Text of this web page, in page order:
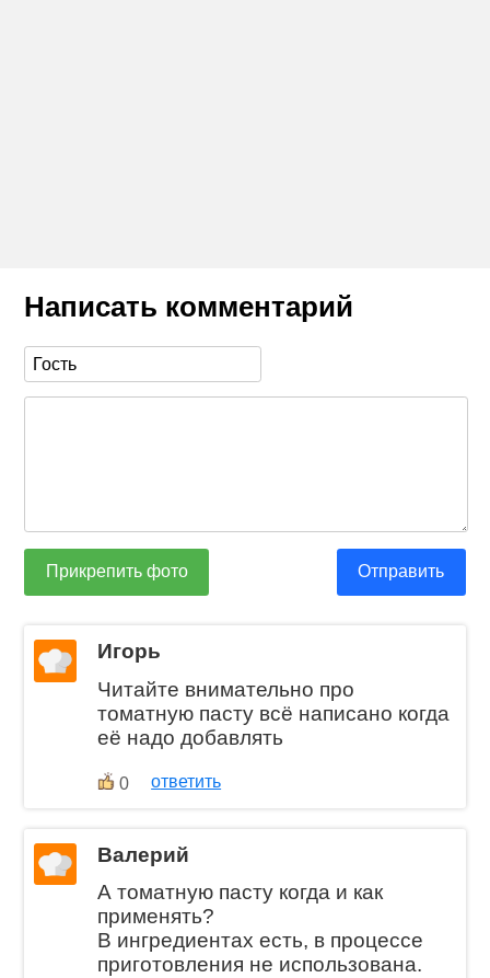
Написать комментарий
Прикрепить фото Отправить
Игорь
Читайте внимательно про
томатную пасту всё написано когда
её надо добавлять
0 ответить
Валерий
А томатную пасту когда и как
применять?
В ингредиентах есть, в процессе
приготовления не использована.